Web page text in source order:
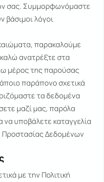
σας. Συμμορφωνόμαστε
βάσιμοι λόγοι
παρακαλούμε
ανατρέξτε στα
μέρος της παρούσας
παράπονο σχετικά
τα δεδομένα
μαζί μας, παρόλα
να υποβάλετε καταγγελία
Προστασίας Δεδομένων
με την Πολιτική